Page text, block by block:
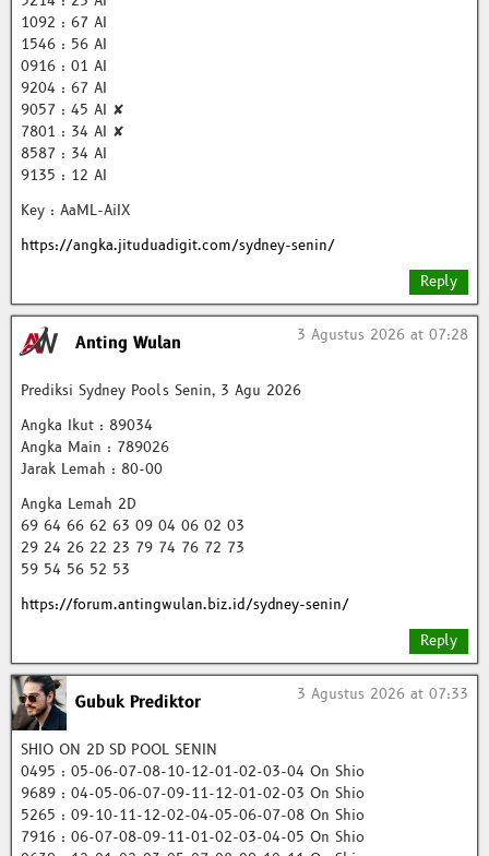
1092 : 67 AI
1546 : 56 AI
0916 : 01 AI
9204 : 67 AI
9057 : 45 AI ✘
7801 : 34 AI ✘
8587 : 34 AI
9135 : 12 AI
Key : AaML-AiIX
https://angka.jituduadigit.com/sydney-senin/
Reply
Anting Wulan 3 Agustus 2026 at 07:28
Prediksi Sydney Pools Senin, 3 Agu 2026
Angka Ikut : 89034
Angka Main : 789026
Jarak Lemah : 80-00
Angka Lemah 2D
69 64 66 62 63 09 04 06 02 03
29 24 26 22 23 79 74 76 72 73
59 54 56 52 53
https://forum.antingwulan.biz.id/sydney-senin/
Reply
Gubuk Prediktor 3 Agustus 2026 at 07:33
SHIO ON 2D SD POOL SENIN
0495 : 05-06-07-08-10-12-01-02-03-04 On Shio
9689 : 04-05-06-07-09-11-12-01-02-03 On Shio
5265 : 09-10-11-12-02-04-05-06-07-08 On Shio
7916 : 06-07-08-09-11-01-02-03-04-05 On Shio